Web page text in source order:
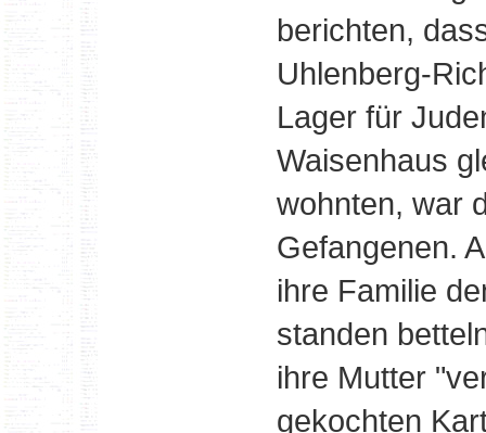
berichten,
Uhlenberg-
Lager für
Waisenhaus
wohnten, war
Gefangenen.
ihre Familie
standen
ihre Mutter
gekochten